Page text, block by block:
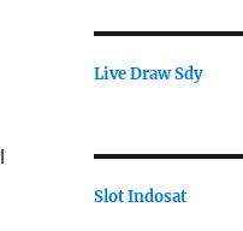
Live Draw Sdy
Slot Indosat